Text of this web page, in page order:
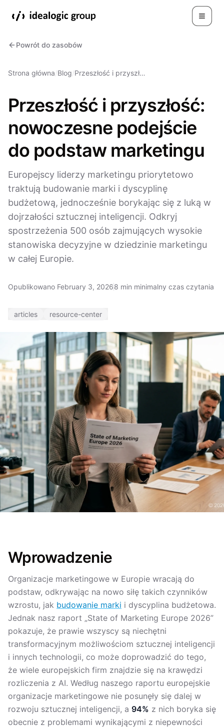
Powrót do zasobów
Strona główna/Blog/Przeszłość i przyszł…
Przeszłość i przyszłość:
nowoczesne podejście
do podstaw marketingu
Europejscy liderzy marketingu priorytetowo
traktują budowanie marki i dyscyplinę
budżetową, jednocześnie borykając się z luką w
dojrzałości sztucznej inteligencji. Odkryj
spostrzeżenia 500 osób zajmujących wysokie
stanowiska decyzyjne w dziedzinie marketingu
w całej Europie.
Opublikowano February 3, 20268 min minimalny czas czytania
articles resource-center
Wprowadzenie
Organizacje marketingowe w Europie wracają do
podstaw, odkrywając na nowo siłę takich czynników
wzrostu, jak budowanie marki i dyscyplina budżetowa.
Jednak nasz raport „State of Marketing Europe 2026”
pokazuje, że prawie wszyscy są niechętni
transformacyjnym możliwościom sztucznej inteligencji
i innych technologii, co może doprowadzić do tego,
że wiele europejskich firm znajdzie się na krawędzi
rozliczenia z AI. Według naszego raportu europejskie
organizacje marketingowe nie posunęły się dalej w
rozwoju sztucznej inteligencji, a 94% z nich boryka się
obecnie z problemami wynikającymi z niepewności